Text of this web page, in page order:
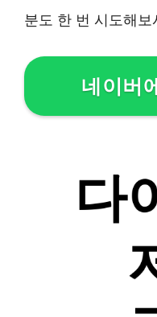
분도 한 번 시도해
네이버